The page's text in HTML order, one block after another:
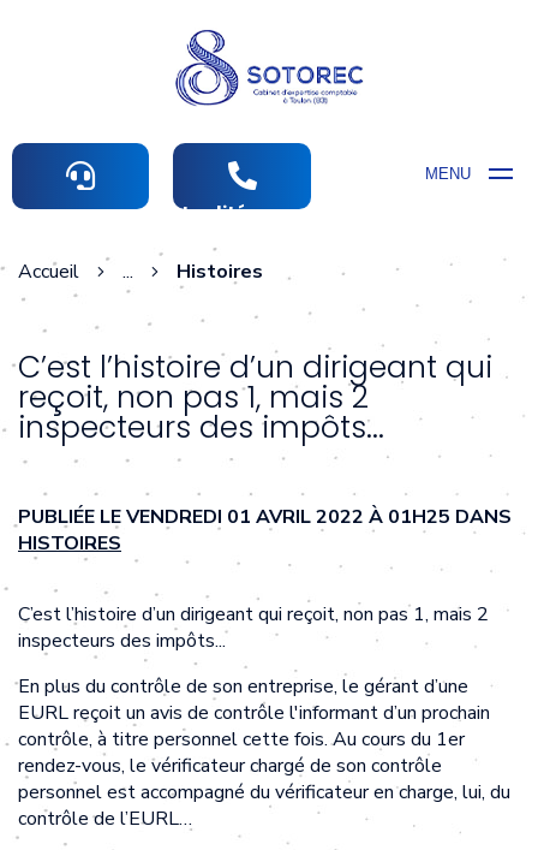
MENU
Actualités comptables
Accueil ... Histoires
C’est l’histoire d’un dirigeant qui
reçoit, non pas 1, mais 2
inspecteurs des impôts...
PUBLIÉE LE VENDREDI 01 AVRIL 2022 À 01H25 DANS
HISTOIRES
C’est l’histoire d’un dirigeant qui reçoit, non pas 1, mais 2
inspecteurs des impôts...
En plus du contrôle de son entreprise, le gérant d’une
EURL reçoit un avis de contrôle l'informant d’un prochain
contrôle, à titre personnel cette fois. Au cours du 1er
rendez-vous, le vérificateur chargé de son contrôle
personnel est accompagné du vérificateur en charge, lui, du
contrôle de l’EURL…